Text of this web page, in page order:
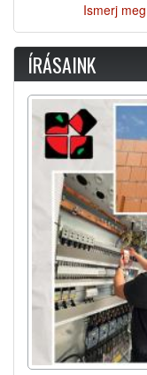
Ismerj
ÍRÁSAINK